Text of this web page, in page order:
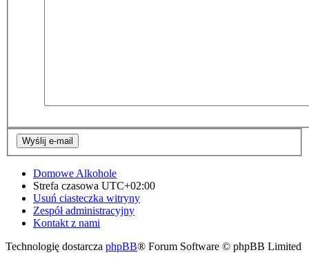
Domowe Alkohole
Strefa czasowa UTC+02:00
Usuń ciasteczka witryny
Zespół administracyjny
Kontakt z nami
Technologię dostarcza phpBB® Forum Software © phpBB Limited